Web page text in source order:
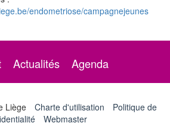
endometriose/campagnejeunes
Actualités Agenda
Liège Charte d'utilisation
Politique de
Webmaster